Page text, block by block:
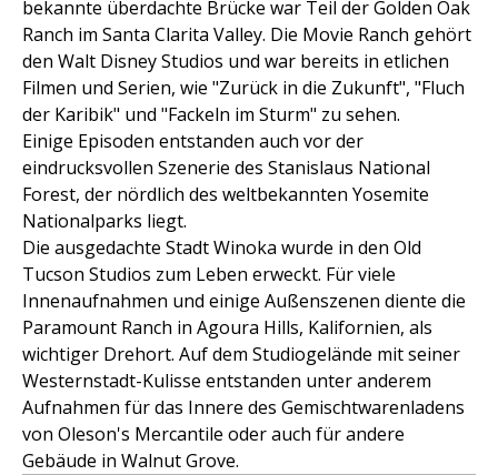
bekannte überdachte Brücke war Teil der Golden Oak
Ranch im Santa Clarita Valley. Die Movie Ranch gehört
den Walt Disney Studios und war bereits in etlichen
Filmen und Serien, wie "Zurück in die Zukunft", "Fluch
der Karibik" und "Fackeln im Sturm" zu sehen.
Einige Episoden entstanden auch vor der
eindrucksvollen Szenerie des Stanislaus National
Forest, der nördlich des weltbekannten Yosemite
Nationalparks liegt.
Die ausgedachte Stadt Winoka wurde in den Old
Tucson Studios zum Leben erweckt. Für viele
Innenaufnahmen und einige Außenszenen diente die
Paramount Ranch in Agoura Hills, Kalifornien, als
wichtiger Drehort. Auf dem Studiogelände mit seiner
Westernstadt-Kulisse entstanden unter anderem
Aufnahmen für das Innere des Gemischtwarenladens
von Oleson's Mercantile oder auch für andere
Gebäude in Walnut Grove.